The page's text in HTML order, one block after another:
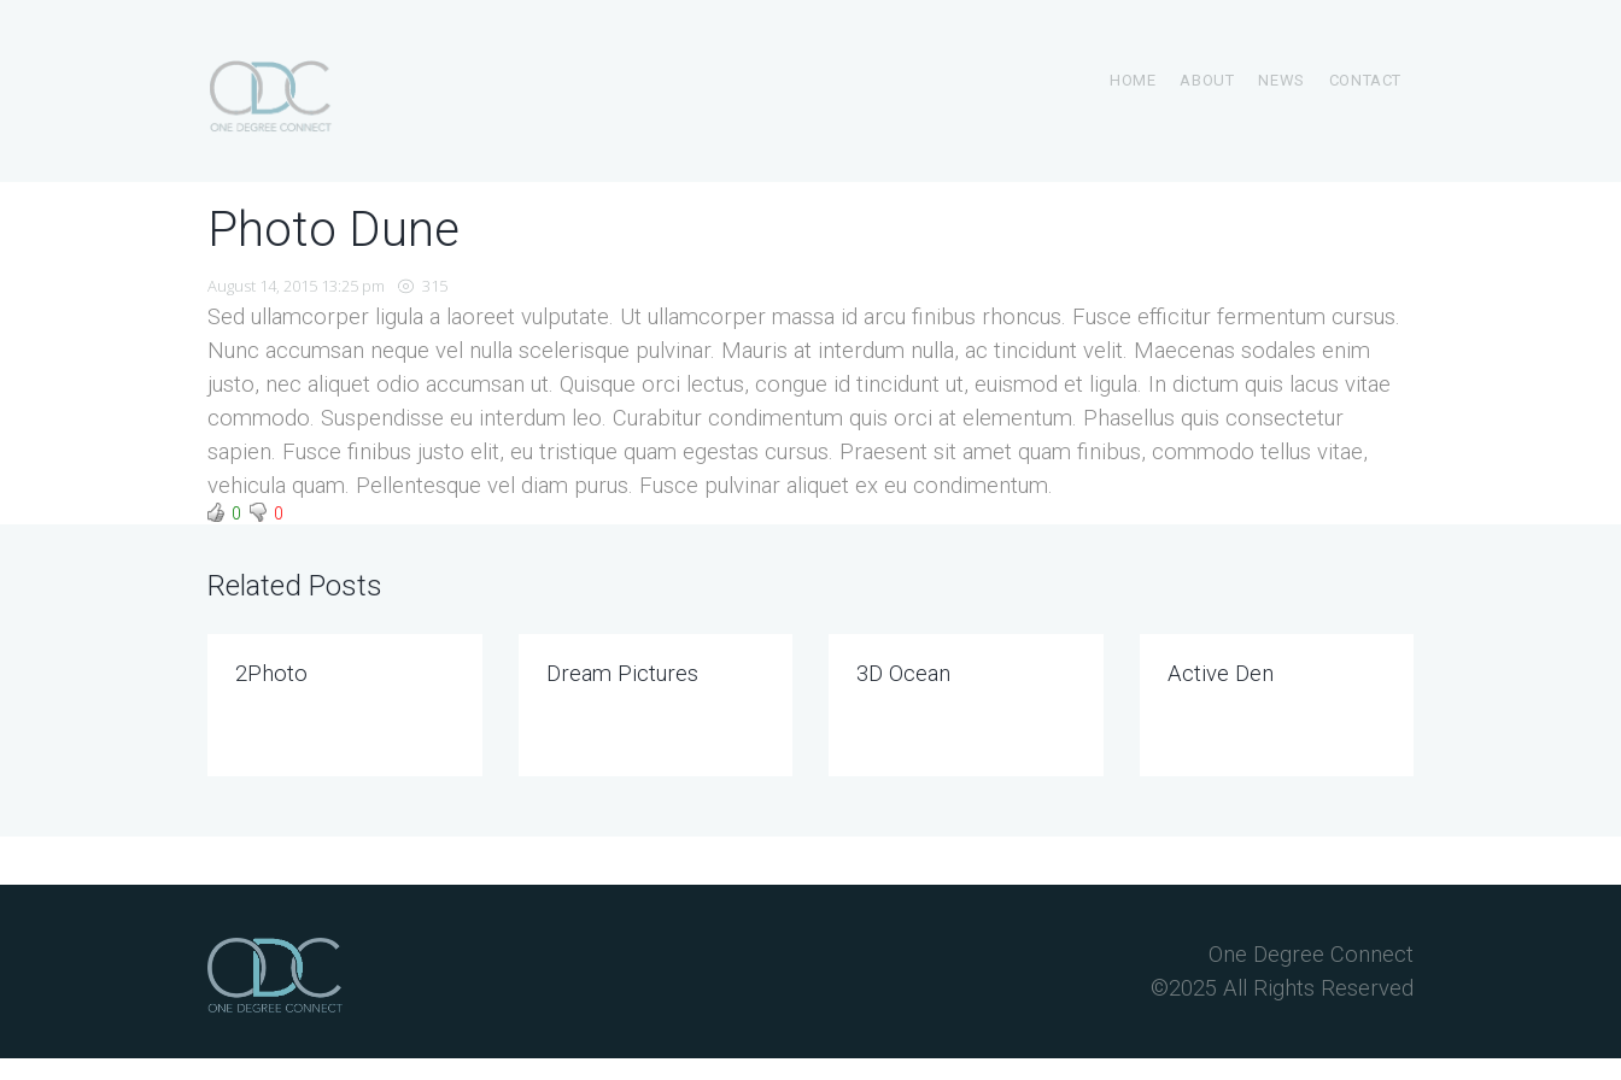
HOME ABOUT NEWS CONTACT
Photo Dune
August 14, 2015 13:25 pm 315
Sed ullamcorper ligula a laoreet vulputate. Ut ullamcorper massa id arcu finibus rhoncus. Fusce efficitur fermentum cursus.
Nunc accumsan neque vel nulla scelerisque pulvinar. Mauris at interdum nulla, ac tincidunt velit. Maecenas sodales enim
justo, nec aliquet odio accumsan ut. Quisque orci lectus, congue id tincidunt ut, euismod et ligula. In dictum quis lacus vitae
commodo. Suspendisse eu interdum leo. Curabitur condimentum quis orci at elementum. Phasellus quis consectetur
sapien. Fusce finibus justo elit, eu tristique quam egestas cursus. Praesent sit amet quam finibus, commodo tellus vitae,
vehicula quam. Pellentesque vel diam purus. Fusce pulvinar aliquet ex eu condimentum.
0 0
Related Posts
2Photo Dream Pictures 3D Ocean Active Den
One Degree Connect
©2025 All Rights Reserved